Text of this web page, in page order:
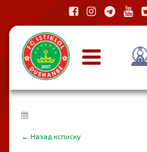
← Назад ксписку